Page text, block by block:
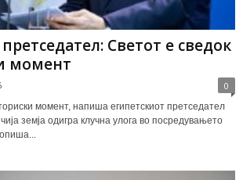
Светот е сведок
момент
0
момент, напиша египетскиот претседател
земја одигра клучна улога во посредувањето
опиша...